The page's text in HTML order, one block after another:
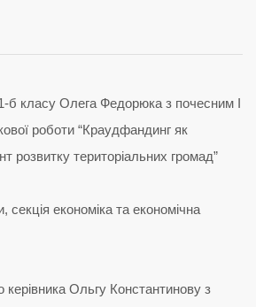
б класу Олега Федорюка з почесним І
роботи “Краудфандинг як
розвитку територіальних громад”
секція економіка та економічна
керівника Ольгу Константинову з